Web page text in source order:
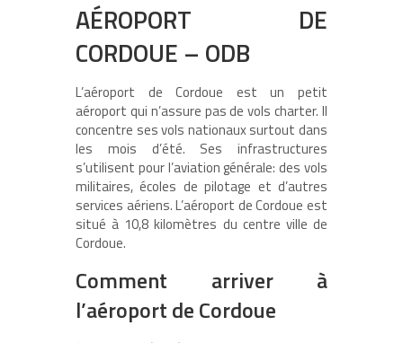
AÉROPORT DE
CORDOUE – ODB
L’aéroport de Cordoue est un petit
aéroport qui n’assure pas de vols charter. Il
concentre ses vols nationaux surtout dans
les mois d’été. Ses infrastructures
s’utilisent pour l’aviation générale: des vols
militaires, écoles de pilotage et d’autres
services aériens. L’aéroport de Cordoue est
situé à 10,8 kilomètres du centre ville de
Cordoue.
Comment arriver à
l’aéroport de Cordoue